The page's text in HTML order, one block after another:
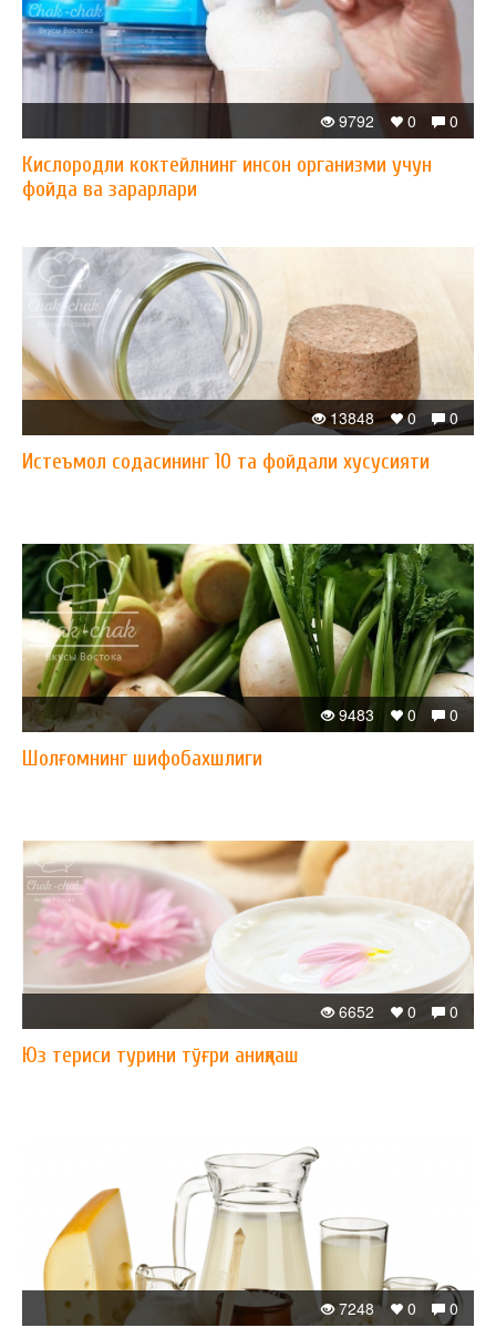
0
0
9792
Кислородли коктейлнинг инсон организми учун
фойда ва зарарлари
0
0
13848
Истеъмол содасининг 10 та фойдали хусусияти
0
0
9483
Шолғомнинг шифобахшлиги
0
0
6652
Юз териси турини тўғри аниқлаш
0
0
7248